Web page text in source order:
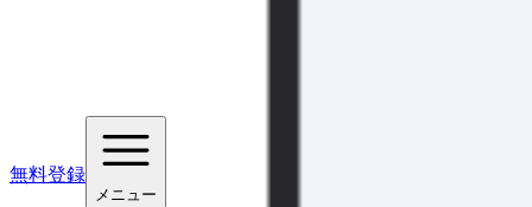
無料登録
メニュー